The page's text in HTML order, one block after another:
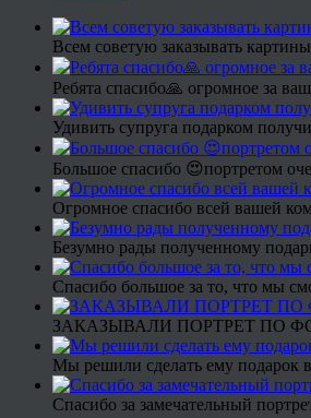
Всем советую заказывать
Ребята спасибо🙏 огромное за
Удивить супруга подарком
Большое спасибо 😍портретом
Огромное спасибо всей вашей
Безумно рады полученному
Спасибо большое за то, что мы
ЗАКАЗЫВАЛИ ПОРТРЕТ ПО
Мы решили сделать ему подарок
Спасибо за замечательный